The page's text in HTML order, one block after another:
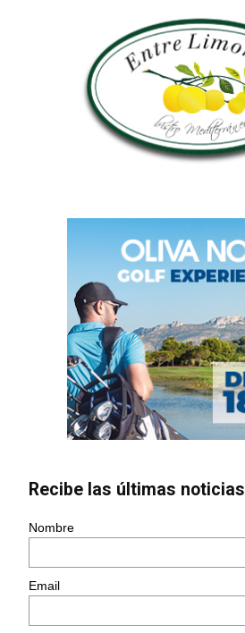
Recibe las últimas noticias
Nombre
Email